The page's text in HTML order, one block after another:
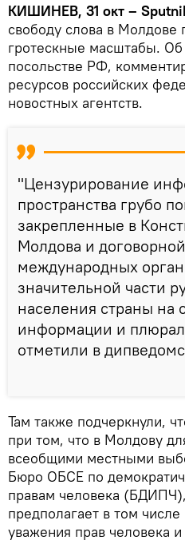
КИШИНЕВ, 31 окт –
свободу слова в Молдове
гротескные масштабы. Об
посольстве РФ,
ресурсов российских
новостных агентств.
"Цензурирование
пространства грубо
закрепленные в
Молдова и
международных
значительной части
населения страны на
информации и
отметили в
Там также подчеркнули,
при том, что в Молдову
всеобщими местными
Бюро ОБСЕ по
правам человека
предполагает в том
уважения прав человека